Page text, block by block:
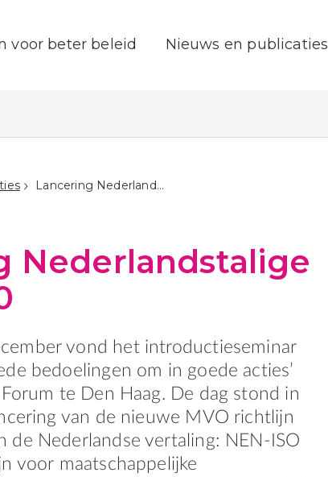
voor beter beleid Nieuws en publicaties
Lancering Nederlandstalige ISO 26000
Nederlandstalige
vond het introductieseminar
bedoelingen om in goede acties’
te Den Haag. De dag stond in
van de nieuwe MVO richtlijn
de Nederlandse vertaling: NEN-ISO
voor maatschappelijke